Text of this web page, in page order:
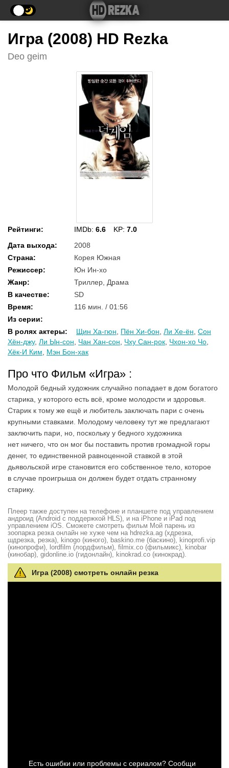
Игра (2008) HD Rezka
Deo geim
Рейтинги: IMDb: 6.6 KP: 7.0
Дата выхода:
2008
Страна:
Корея Южная
Режиссер:
Юн Ин-хо
Жанр:
Триллер, Драма
В качестве:
SD
Время:
116 мин. / 01:56
Из серии:
В ролях актеры: Щин Ха-гюн Пён Хи-бон Ли Хе-ён Сон
Хён-джу, Ли Ын-сон Чан Хан-сон Чху Сан-рок Чхон-хо Чо
Хёк-И Ким
Мэн Бон-хак
Про что Фильм «Игра» :
Молодой бедный художник случайно попадает в дом богатого
старика, у которого есть всё, кроме молодости и здоровья.
Старик к тому же ещё и любитель заключать пари с очень
крупными ставками. Молодому человеку тут же предлагают
заключить пари, но, поскольку у бедного художника
нет ничего, что он мог бы поставить против громадной горы
денег, то единственной равноценной ставкой в этой
дьявольской игре становится его собственное тело, которое
в случае проигрыша он должен будет отдать странному
старику.
Плеер также доступен на телефоне и планшете под управлением
андроид (Android с поддержкой HLS), и на iPhone и iPad под
управлением iOS. Сможете смотреть фильм Мой парень из
зоопарка резка онлайн не хуже чем на hdrezka.ag (хдрезка,
шдрезка, резка), kinogo (киного), baskino.me (баскино), kinoprofi.vip
(кинопрофи), lordfilm (лордфильм), filmix.co (фильмикс), kinobar
(кинобар), gidonline.io (гидонлайн), kinokrad.сo (кинокрад).
Игра (2008) смотреть онлайн резка
Есть ошибки или проблемы с сериалом? Сообщи